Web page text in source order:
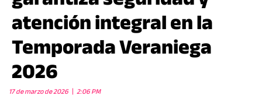
atención integral en la
Temporada Veraniega
2026
17 de marzo de 2026 2:06 PM